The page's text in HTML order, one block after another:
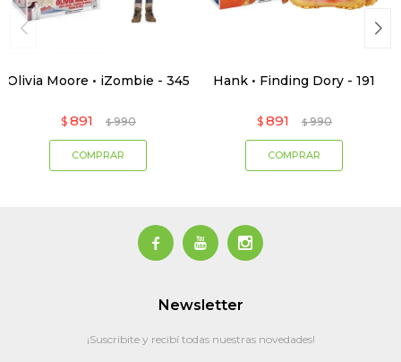
Olivia Moore • iZombie - 345
$ 891 $ 990
Hank • Finding Dory - 191
$ 891 $ 990
  
Newsletter
¡Suscribite y recibí todas nuestras novedades!